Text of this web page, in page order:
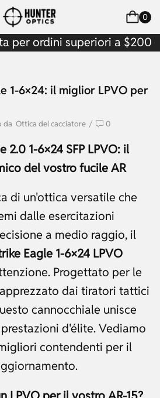
0
per ordini superiori a $200
1-6×24: il miglior LPVO per
da Ottica del cacciatore / 0
2.0 1-6×24 SFP LPVO: il
del vostro fucile AR
di un'ottica versatile che
dalle esercitazioni
a medio raggio, il
Eagle 1-6×24 LPVO
Progettato per le
dai tiratori tattici
cannocchiale unisce
d'élite. Vediamo
contendenti per il